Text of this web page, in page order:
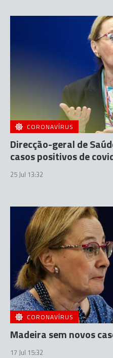
CORONAVÍRUS
Direcção-geral de
casos positivos de
25 Jul 13:32
CORONAVÍRUS
Madeira sem novos
17 Jul 15:32